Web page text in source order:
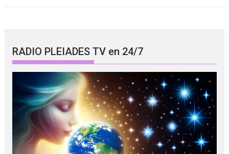
RADIO PLEIADES TV en 24/7